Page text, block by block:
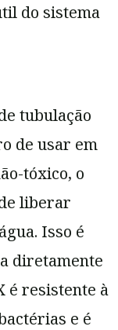
do sistema
tubulação
de usar em
tóxico, o
liberar
Isso é
diretamente
é resistente à
e é